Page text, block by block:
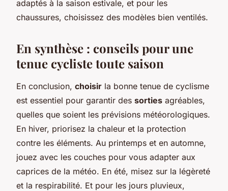
adaptés à la saison estivale, et pour les
chaussures, choisissez des modèles bien ventilés.
En synthèse : conseils pour une
tenue cycliste toute saison
En conclusion, choisir la bonne tenue de cyclisme
est essentiel pour garantir des sorties agréables,
quelles que soient les prévisions météorologiques.
En hiver, priorisez la chaleur et la protection
contre les éléments. Au printemps et en automne,
jouez avec les couches pour vous adapter aux
caprices de la météo. En été, misez sur la légèreté
et la respirabilité. Et pour les jours pluvieux,